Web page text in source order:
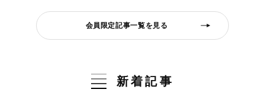
会員限定記事一覧を見る
新着記事